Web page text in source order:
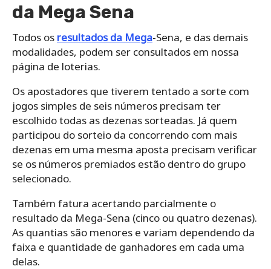
da Mega Sena
Todos os resultados da Mega-Sena, e das demais
modalidades, podem ser consultados em nossa
página de loterias.
Os apostadores que tiverem tentado a sorte com
jogos simples de seis números precisam ter
escolhido todas as dezenas sorteadas. Já quem
participou do sorteio da concorrendo com mais
dezenas em uma mesma aposta precisam verificar
se os números premiados estão dentro do grupo
selecionado.
Também fatura acertando parcialmente o
resultado da Mega-Sena (cinco ou quatro dezenas).
As quantias são menores e variam dependendo da
faixa e quantidade de ganhadores em cada uma
delas.